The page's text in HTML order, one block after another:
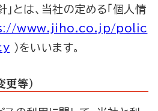
」とは、当社の定める「個人情
www.jiho.co.jp/polic
）をいいます。
更等）